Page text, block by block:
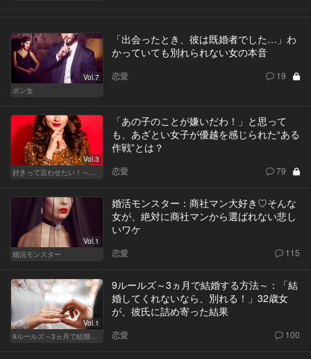
Vol.7
ポン女
「出会ったとき、彼は既婚者でした…」わ
かっていても別れられない女の本音
恋愛 19
Vol.3
好きって言わせたい！～正反対のふたり～
「あの子のことが嫌いだわ！」と思って
も、あざとい女子が優越を感じられた“ある
作戦”とは？
恋愛 79
Vol.1
婚活モンスター
婚活モンスター：商社マン大好き♡そんな
女が、絶対に商社マンから選ばれない悲し
いワケ
恋愛 115
Vol.1
9ルールズ～3ヵ月で結婚する方法～
9ルールズ～3ヵ月で結婚する方法～：「結
婚してくれないなら、別れる！」32歳女
が、彼氏に詰め寄った結果
恋愛 100